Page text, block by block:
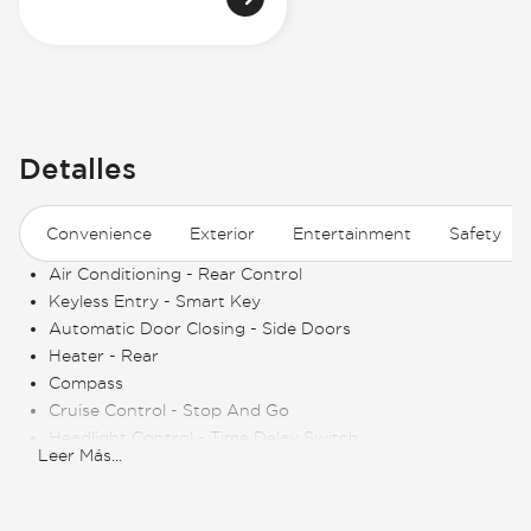
Detalles
Convenience Exterior Entertainment Safety
Air Conditioning - Rear Control
Keyless Entry - Smart Key
Automatic Door Closing - Side Doors
Heater - Rear
Compass
Cruise Control - Stop And Go
Headlight Control - Time Delay Switch
Keyless Entry - Remote
Leer Más